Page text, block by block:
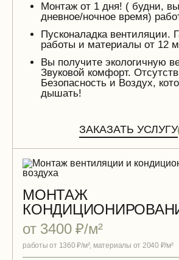
Монтаж от 1 дня! ( будни,
дневное/ночное время)
Пусконаладка вентиляции.
работы и материалы от 12
Вы получите экологичную
Звуковой комфорт.
Безопасность и Воздух,
дышать!
ЗАКАЗАТЬ УСЛУГУ
МОНТАЖ
от 3400 ₽/м²
работы от 1360 ₽/м², материалы от 2040 ₽/м²